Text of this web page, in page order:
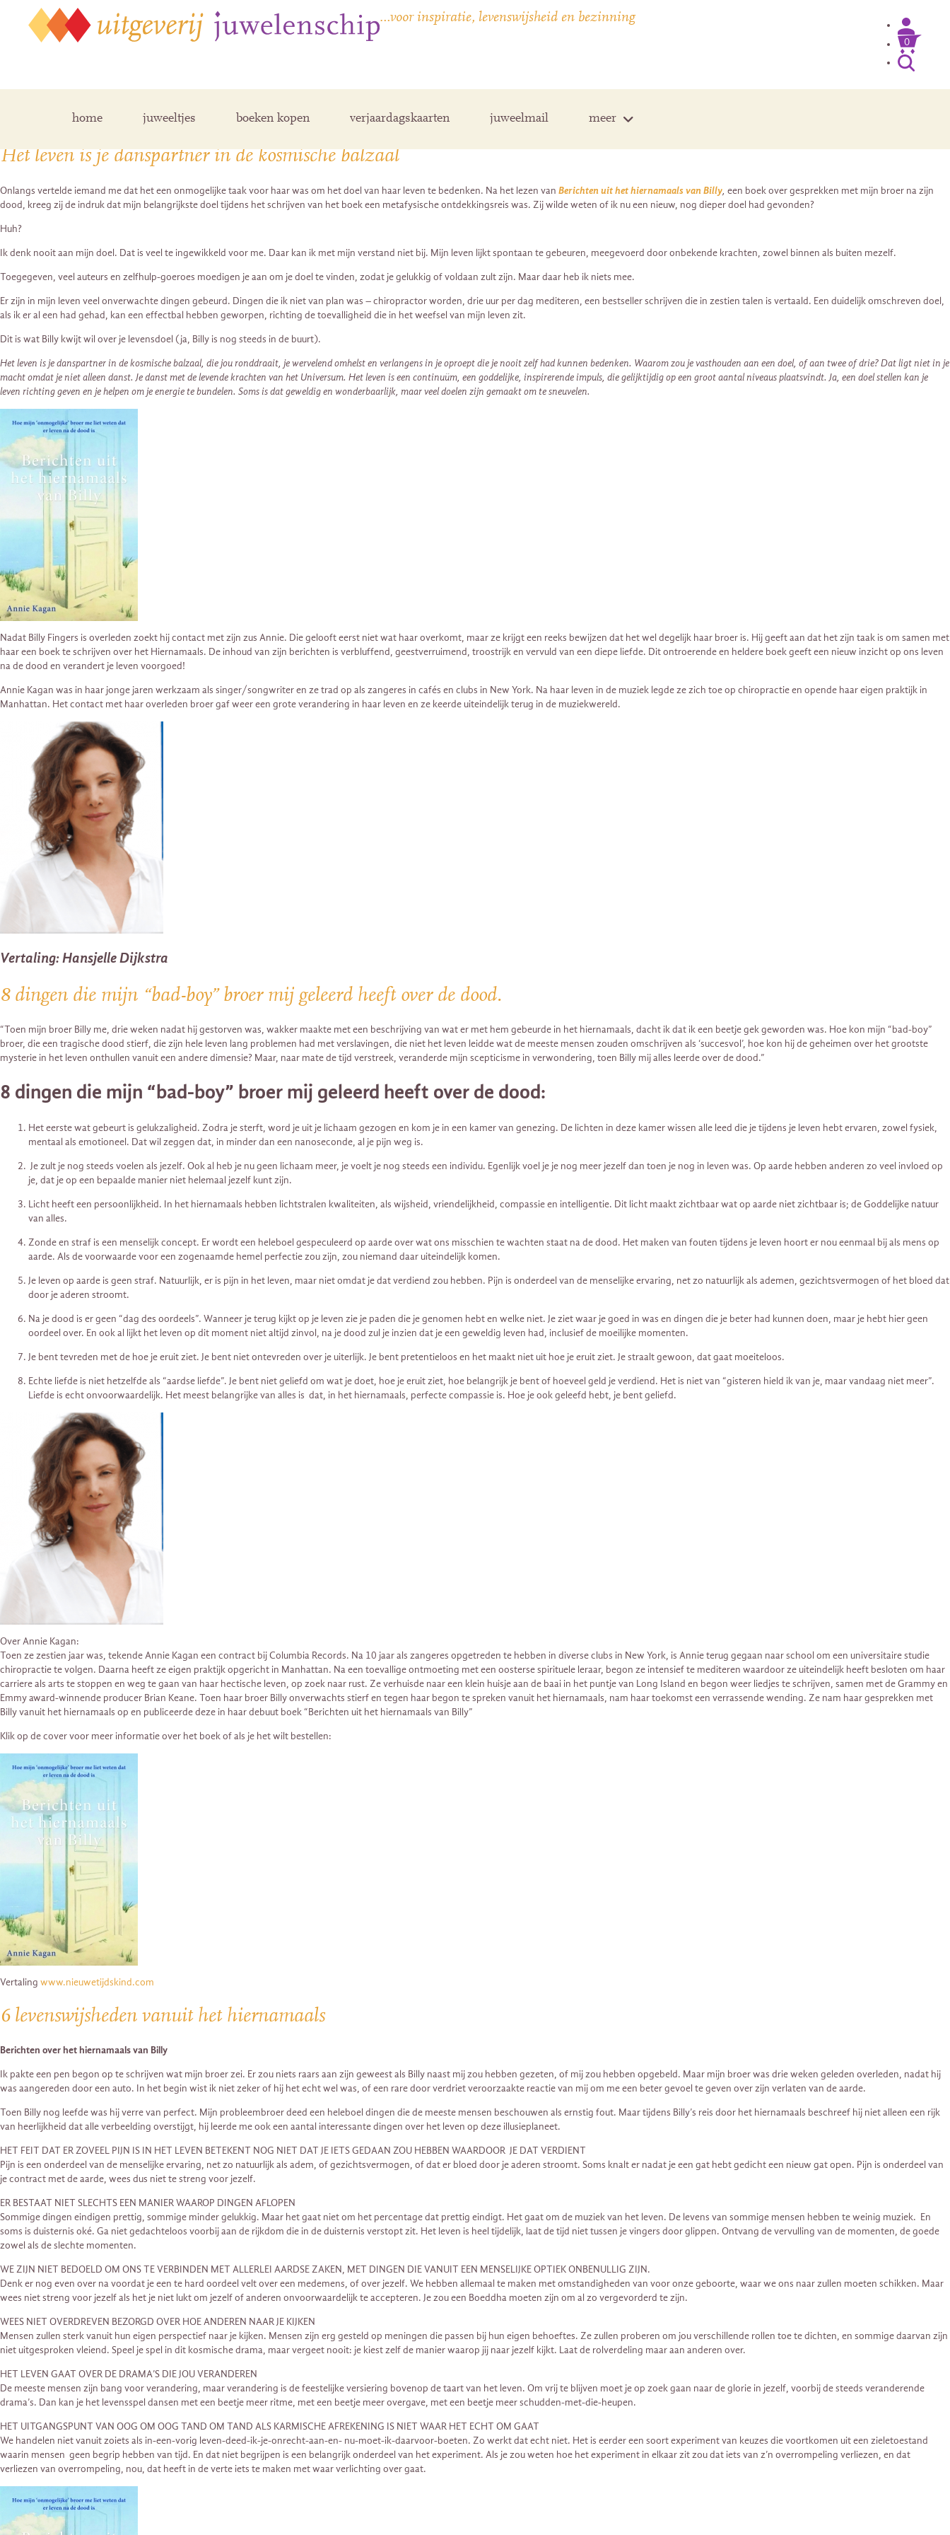
…voor inspiratie, levenswijsheid en bezinning
0
home juweeltjes boeken kopen verjaardagskaarten juweelmail meer
Posts Tagged ‘annie kagan’
Het leven is je danspartner in de kosmische balzaal
Onlangs vertelde iemand me dat het een onmogelijke taak voor haar was om het doel van haar leven te bedenken. Na het lezen van Berichten uit het hiernamaals van Billy, een boek over gesprekken met mijn broer na zijn
dood, kreeg zij de indruk dat mijn belangrijkste doel tijdens het schrijven van het boek een metafysische ontdekkingsreis was. Zij wilde weten of ik nu een nieuw, nog dieper doel had gevonden?
Huh?
Ik denk nooit aan mijn doel. Dat is veel te ingewikkeld voor me. Daar kan ik met mijn verstand niet bij. Mijn leven lijkt spontaan te gebeuren, meegevoerd door onbekende krachten, zowel binnen als buiten mezelf.
Toegegeven, veel auteurs en zelfhulp-goeroes moedigen je aan om je doel te vinden, zodat je gelukkig of voldaan zult zijn. Maar daar heb ik niets mee.
Er zijn in mijn leven veel onverwachte dingen gebeurd. Dingen die ik niet van plan was – chiropractor worden, drie uur per dag mediteren, een bestseller schrijven die in zestien talen is vertaald. Een duidelijk omschreven doel,
als ik er al een had gehad, kan een effectbal hebben geworpen, richting de toevalligheid die in het weefsel van mijn leven zit.
Dit is wat Billy kwijt wil over je levensdoel (ja, Billy is nog steeds in de buurt).
Het leven is je danspartner in de kosmische balzaal, die jou ronddraait, je wervelend omhelst en verlangens in je oproept die je nooit zelf had kunnen bedenken. Waarom zou je vasthouden aan een doel, of aan twee of drie? Dat ligt niet in je
macht omdat je niet alleen danst. Je danst met de levende krachten van het Universum. Het leven is een continuüm, een goddelijke, inspirerende impuls, die gelijktijdig op een groot aantal niveaus plaatsvindt. Ja, een ​​doel stellen kan je
leven richting geven en je helpen om je energie te bundelen. Soms is dat geweldig en wonderbaarlijk, maar veel doelen zijn gemaakt om te sneuvelen.
Nadat Billy Fingers is overleden zoekt hij contact met zijn zus Annie. Die gelooft eerst niet wat haar overkomt, maar ze krijgt een reeks bewijzen dat het wel degelijk haar broer is. Hij geeft aan dat het zijn taak is om samen met
haar een boek te schrijven over het Hiernamaals. De inhoud van zijn berichten is verbluffend, geestverruimend, troostrijk en vervuld van een diepe liefde. Dit ontroerende en heldere boek geeft een nieuw inzicht op ons leven
na de dood en verandert je leven voorgoed!
Annie Kagan was in haar jonge jaren werkzaam als singer/songwriter en ze trad op als zangeres in cafés en clubs in New York. Na haar leven in de muziek legde ze zich toe op chiropractie en opende haar eigen praktijk in
Manhattan. Het contact met haar overleden broer gaf weer een grote verandering in haar leven en ze keerde uiteindelijk terug in de muziekwereld.
Vertaling: Hansjelle Dijkstra
8 dingen die mijn “bad-boy” broer mij geleerd heeft over de dood.
“Toen mijn broer Billy me, drie weken nadat hij gestorven was, wakker maakte met een beschrijving van wat er met hem gebeurde in het hiernamaals, dacht ik dat ik een beetje gek geworden was. Hoe kon mijn “bad-boy”
broer, die een tragische dood stierf, die zijn hele leven lang problemen had met verslavingen, die niet het leven leidde wat de meeste mensen zouden omschrijven als ‘succesvol’, hoe kon hij de geheimen over het grootste
mysterie in het leven onthullen vanuit een andere dimensie? Maar, naar mate de tijd verstreek, veranderde mijn scepticisme in verwondering, toen Billy mij alles leerde over de dood.”
8 dingen die mijn “bad-boy” broer mij geleerd heeft over de dood:
Het eerste wat gebeurt is gelukzaligheid. Zodra je sterft, word je uit je lichaam gezogen en kom je in een kamer van genezing. De lichten in deze kamer wissen alle leed die je tijdens je leven hebt ervaren, zowel fysiek,
mentaal als emotioneel. Dat wil zeggen dat, in minder dan een nanoseconde, al je pijn weg is.
Je zult je nog steeds voelen als jezelf. Ook al heb je nu geen lichaam meer, je voelt je nog steeds een individu. Egenlijk voel je je nog meer jezelf dan toen je nog in leven was. Op aarde hebben anderen zo veel invloed op
je, dat je op een bepaalde manier niet helemaal jezelf kunt zijn.
Licht heeft een persoonlijkheid. In het hiernamaals hebben lichtstralen kwaliteiten, als wijsheid, vriendelijkheid, compassie en intelligentie. Dit licht maakt zichtbaar wat op aarde niet zichtbaar is; de Goddelijke natuur
van alles.
Zonde en straf is een menselijk concept. Er wordt een heleboel gespeculeerd op aarde over wat ons misschien te wachten staat na de dood. Het maken van fouten tijdens je leven hoort er nou eenmaal bij als mens op
aarde. Als de voorwaarde voor een zogenaamde hemel perfectie zou zijn, zou niemand daar uiteindelijk komen.
Je leven op aarde is geen straf. Natuurlijk, er is pijn in het leven, maar niet omdat je dat verdiend zou hebben. Pijn is onderdeel van de menselijke ervaring, net zo natuurlijk als ademen, gezichtsvermogen of het bloed dat
door je aderen stroomt.
Na je dood is er geen “dag des oordeels”. Wanneer je terug kijkt op je leven zie je paden die je genomen hebt en welke niet. Je ziet waar je goed in was en dingen die je beter had kunnen doen, maar je hebt hier geen
oordeel over. En ook al lijkt het leven op dit moment niet altijd zinvol, na je dood zul je inzien dat je een geweldig leven had, inclusief de moeilijke momenten.
Je bent tevreden met de hoe je eruit ziet. Je bent niet ontevreden over je uiterlijk. Je bent pretentieloos en het maakt niet uit hoe je eruit ziet. Je straalt gewoon, dat gaat moeiteloos.
Echte liefde is niet hetzelfde als “aardse liefde”. Je bent niet geliefd om wat je doet, hoe je eruit ziet, hoe belangrijk je bent of hoeveel geld je verdiend. Het is niet van “gisteren hield ik van je, maar vandaag niet meer”.
Liefde is echt onvoorwaardelijk. Het meest belangrijke van alles is dat, in het hiernamaals, perfecte compassie is. Hoe je ook geleefd hebt, je bent geliefd.
Over Annie Kagan:
Toen ze zestien jaar was, tekende Annie Kagan een contract bij Columbia Records. Na 10 jaar als zangeres opgetreden te hebben in diverse clubs in New York, is Annie terug gegaan naar school om een universitaire studie
chiropractie te volgen. Daarna heeft ze eigen praktijk opgericht in Manhattan. Na een toevallige ontmoeting met een oosterse spirituele leraar, begon ze intensief te mediteren waardoor ze uiteindelijk heeft besloten om haar
carriere als arts te stoppen en weg te gaan van haar hectische leven, op zoek naar rust. Ze verhuisde naar een klein huisje aan de baai in het puntje van Long Island en begon weer liedjes te schrijven, samen met de Grammy en
Emmy award-winnende producer Brian Keane. Toen haar broer Billy onverwachts stierf en tegen haar begon te spreken vanuit het hiernamaals, nam haar toekomst een verrassende wending. Ze nam haar gesprekken met
Billy vanuit het hiernamaals op en publiceerde deze in haar debuut boek “Berichten uit het hiernamaals van Billy”
Klik op de cover voor meer informatie over het boek of als je het wilt bestellen:
Vertaling www.nieuwetijdskind.com
6 levenswijsheden vanuit het hiernamaals
Berichten over het hiernamaals van Billy
Ik pakte een pen begon op te schrijven wat mijn broer zei. Er zou niets raars aan zijn geweest als Billy naast mij zou hebben gezeten, of mij zou hebben opgebeld. Maar mijn broer was drie weken geleden overleden, nadat hij
was aangereden door een auto. In het begin wist ik niet zeker of hij het echt wel was, of een rare door verdriet veroorzaakte reactie van mij om me een beter gevoel te geven over zijn verlaten van de aarde.
Toen Billy nog leefde was hij verre van perfect. Mijn probleembroer deed een heleboel dingen die de meeste mensen beschouwen als ernstig fout. Maar tijdens Billy’s reis door het hiernamaals beschreef hij niet alleen een rijk
van heerlijkheid dat alle verbeelding overstijgt, hij leerde me ook een aantal interessante dingen over het leven op deze illusieplaneet.
HET FEIT DAT ER ZOVEEL PIJN IS IN HET LEVEN BETEKENT NOG NIET DAT JE IETS GEDAAN ZOU HEBBEN WAARDOOR JE DAT VERDIENT
Pijn is een onderdeel van de menselijke ervaring, net zo natuurlijk als adem, of gezichtsvermogen, of dat er bloed door je aderen stroomt. Soms knalt er nadat je een gat hebt gedicht een nieuw gat open. Pijn is onderdeel van
je contract met de aarde, wees dus niet te streng voor jezelf.
ER BESTAAT NIET SLECHTS EEN MANIER WAAROP DINGEN AFLOPEN
Sommige dingen eindigen prettig, sommige minder gelukkig. Maar het gaat niet om het percentage dat prettig eindigt. Het gaat om de muziek van het leven. De levens van sommige mensen hebben te weinig muziek. En
soms is duisternis oké. Ga niet gedachteloos voorbij aan de rijkdom die in de duisternis verstopt zit. Het leven is heel tijdelijk, laat de tijd niet tussen je vingers door glippen. Ontvang de vervulling van de momenten, de goede
zowel als de slechte momenten.
WE ZIJN NIET BEDOELD OM ONS TE VERBINDEN MET ALLERLEI AARDSE ZAKEN, MET DINGEN DIE VANUIT EEN MENSELIJKE OPTIEK ONBENULLIG ZIJN.
Denk er nog even over na voordat je een te hard oordeel velt over een medemens, of over jezelf. We hebben allemaal te maken met omstandigheden van voor onze geboorte, waar we ons naar zullen moeten schikken. Maar
wees niet streng voor jezelf als het je niet lukt om jezelf of anderen onvoorwaardelijk te accepteren. Je zou een Boeddha moeten zijn om al zo vergevorderd te zijn.
WEES NIET OVERDREVEN BEZORGD OVER HOE ANDEREN NAAR JE KIJKEN
Mensen zullen sterk vanuit hun eigen perspectief naar je kijken. Mensen zijn erg gesteld op meningen die passen bij hun eigen behoeftes. Ze zullen proberen om jou verschillende rollen toe te dichten, en sommige daarvan zijn
niet uitgesproken vleiend. Speel je spel in dit kosmische drama, maar vergeet nooit: je kiest zelf de manier waarop jij naar jezelf kijkt. Laat de rolverdeling maar aan anderen over.
HET LEVEN GAAT OVER DE DRAMA’S DIE JOU VERANDEREN
De meeste mensen zijn bang voor verandering, maar verandering is de feestelijke versiering bovenop de taart van het leven. Om vrij te blijven moet je op zoek gaan naar de glorie in jezelf, voorbij de steeds veranderende
drama’s. Dan kan je het levensspel dansen met een beetje meer ritme, met een beetje meer overgave, met een beetje meer schudden-met-die-heupen.
HET UITGANGSPUNT VAN OOG OM OOG TAND OM TAND ALS KARMISCHE AFREKENING IS NIET WAAR HET ECHT OM GAAT
We handelen niet vanuit zoiets als in-een-vorig leven-deed-ik-je-onrecht-aan-en- nu-moet-ik-daarvoor-boeten. Zo werkt dat echt niet. Het is eerder een soort experiment van keuzes die voortkomen uit een zieletoestand
waarin mensen geen begrip hebben van tijd. En dat niet begrijpen is een belangrijk onderdeel van het experiment. Als je zou weten hoe het experiment in elkaar zit zou dat iets van z’n overrompeling verliezen, en dat
verliezen van overrompeling, nou, dat heeft in de verte iets te maken met waar verlichting over gaat.